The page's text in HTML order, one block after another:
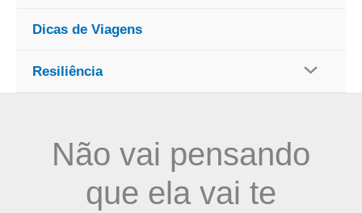
Dicas de Viagens
Resiliência
Não vai pensando
que ela vai te